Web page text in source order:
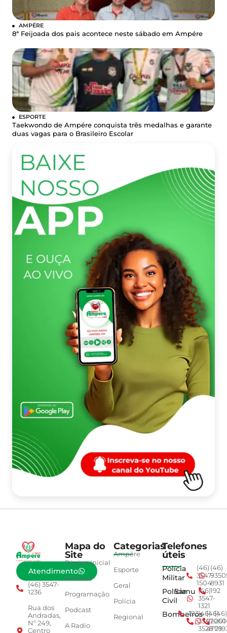
AMPÉRE
8ª Feijoada dos pais acontece neste sábado em Ampére
ESPORTE
Taekwondo de Ampére conquista três medalhas e garante
duas vagas para o Brasileiro Escolar
Atendimento
(46) 3547-
1236
Rua dos
Andradas,
Nº 249,
Centro
Mapa do
Site
Página Inicial
Notícias
Programação
Podcast
A Radio
Categorias
Ampére
Esporte
Geral
Polícia
Regional
Telefones
úteis
Polícia
Militar
(46)
3547-
1504
(46)
8931
Polícia
Civil
Samu (46)
3547-
1321
192
Bombeiros
193(46)
3547-
3528
(46)
4779
(46)